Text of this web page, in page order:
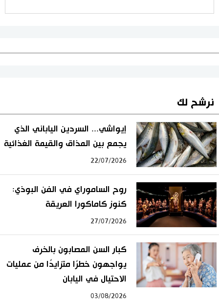
نرشح لك
إيواشي... السردين الياباني الذي
يجمع بين المذاق والقيمة الغذائية
22/07/2026
روح الساموراي في الفن البوذي:
كنوز كاماكورا العريقة
27/07/2026
كبار السن المصابون بالخرف
يواجهون خطرًا متزايدًا من عمليات
الاحتيال في اليابان
03/08/2026